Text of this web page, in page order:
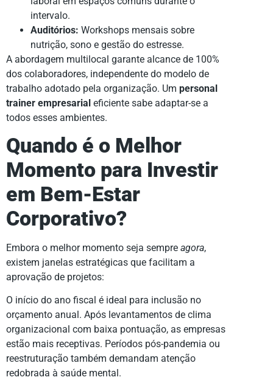
intervalo.
Auditórios: Workshops mensais sobre
nutrição, sono e gestão do estresse.
A abordagem multilocal garante alcance de 100%
dos colaboradores, independente do modelo de
trabalho adotado pela organização. Um personal
trainer empresarial eficiente sabe adaptar-se a
todos esses ambientes.
Quando é o Melhor
Momento para Investir
em Bem-Estar
Corporativo?
Embora o melhor momento seja sempre agora,
existem janelas estratégicas que facilitam a
aprovação de projetos:
O início do ano fiscal é ideal para inclusão no
orçamento anual. Após levantamentos de clima
organizacional com baixa pontuação, as empresas
estão mais receptivas. Períodos pós-pandemia ou
reestruturação também demandam atenção
redobrada à saúde mental.